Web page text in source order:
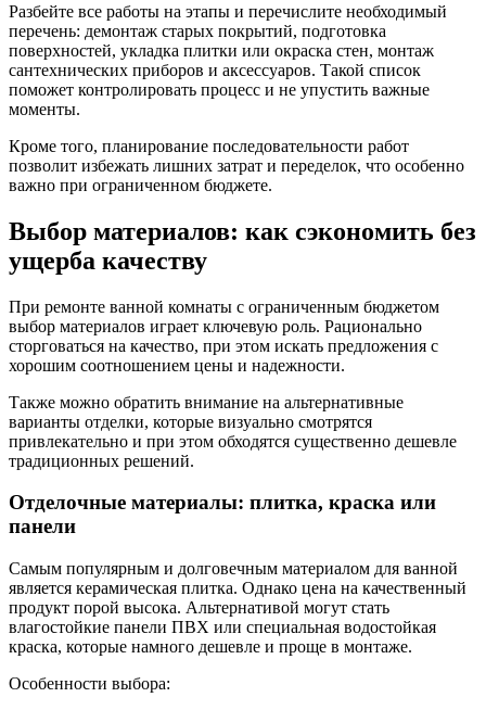
Разбейте все работы на этапы и перечислите необходимый
перечень: демонтаж старых покрытий, подготовка
поверхностей, укладка плитки или окраска стен, монтаж
сантехнических приборов и аксессуаров. Такой список
поможет контролировать процесс и не упустить важные
моменты.
Кроме того, планирование последовательности работ
позволит избежать лишних затрат и переделок, что особенно
важно при ограниченном бюджете.
Выбор материалов: как сэкономить без
ущерба качеству
При ремонте ванной комнаты с ограниченным бюджетом
выбор материалов играет ключевую роль. Рационально
сторговаться на качество, при этом искать предложения с
хорошим соотношением цены и надежности.
Также можно обратить внимание на альтернативные
варианты отделки, которые визуально смотрятся
привлекательно и при этом обходятся существенно дешевле
традиционных решений.
Отделочные материалы: плитка, краска или
панели
Самым популярным и долговечным материалом для ванной
является керамическая плитка. Однако цена на качественный
продукт порой высока. Альтернативой могут стать
влагостойкие панели ПВХ или специальная водостойкая
краска, которые намного дешевле и проще в монтаже.
Особенности выбора: